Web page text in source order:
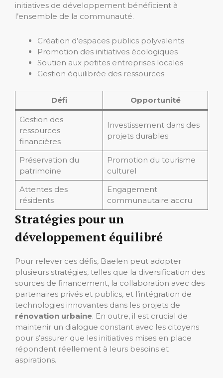
initiatives de développement bénéficient à
l’ensemble de la communauté.
Création d’espaces publics polyvalents
Promotion des initiatives écologiques
Soutien aux petites entreprises locales
Gestion équilibrée des ressources
Défi Opportunité
Gestion des
ressources
financières
Investissement dans des
projets durables
Préservation du
patrimoine
Promotion du tourisme
culturel
Attentes des
résidents
Engagement
communautaire accru
Stratégies pour un
développement équilibré
Pour relever ces défis, Baelen peut adopter
plusieurs stratégies, telles que la diversification des
sources de financement, la collaboration avec des
partenaires privés et publics, et l’intégration de
technologies innovantes dans les projets de
rénovation urbaine. En outre, il est crucial de
maintenir un dialogue constant avec les citoyens
pour s’assurer que les initiatives mises en place
répondent réellement à leurs besoins et
aspirations.